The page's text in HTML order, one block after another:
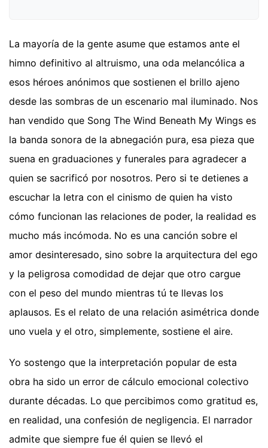
La mayoría de la gente asume que estamos ante el
himno definitivo al altruismo, una oda melancólica a
esos héroes anónimos que sostienen el brillo ajeno
desde las sombras de un escenario mal iluminado. Nos
han vendido que Song The Wind Beneath My Wings es
la banda sonora de la abnegación pura, esa pieza que
suena en graduaciones y funerales para agradecer a
quien se sacrificó por nosotros. Pero si te detienes a
escuchar la letra con el cinismo de quien ha visto
cómo funcionan las relaciones de poder, la realidad es
mucho más incómoda. No es una canción sobre el
amor desinteresado, sino sobre la arquitectura del ego
y la peligrosa comodidad de dejar que otro cargue
con el peso del mundo mientras tú te llevas los
aplausos. Es el relato de una relación asimétrica donde
uno vuela y el otro, simplemente, sostiene el aire.
Yo sostengo que la interpretación popular de esta
obra ha sido un error de cálculo emocional colectivo
durante décadas. Lo que percibimos como gratitud es,
en realidad, una confesión de negligencia. El narrador
admite que siempre fue él quien se llevó el